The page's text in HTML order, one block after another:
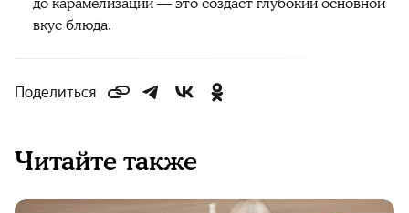
вкус блюда.
Поделиться
Читайте также